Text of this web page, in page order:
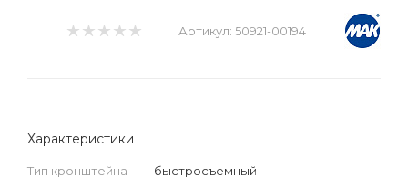
Артикул: 50921-00194
Характеристики
Тип кронштейна — быстросъемный